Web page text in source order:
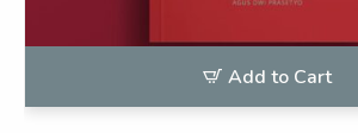
Add to Cart